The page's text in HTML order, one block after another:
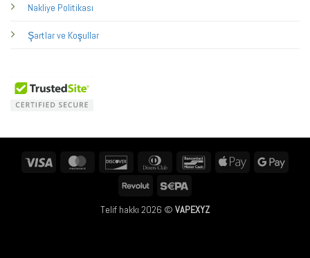
Nakliye Politikası
Şartlar ve Koşullar
MasterCard Discover
Dinners
BancontactApple
Revolut
Telif hakkı 2026 © VAPEXYZ